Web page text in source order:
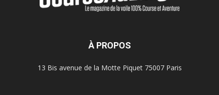
À PROPOS
13 Bis avenue de la Motte Piquet 75007 Paris